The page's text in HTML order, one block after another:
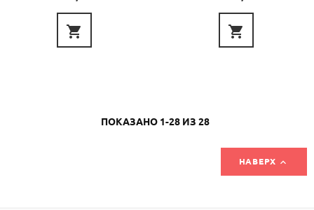
 
ПОКАЗАНО 1-28 ИЗ 28
НАВЕРХ 